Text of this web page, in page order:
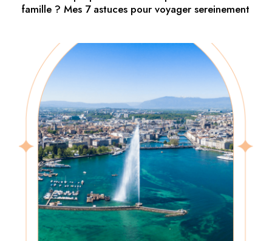
famille ? Mes 7 astuces pour voyager sereinement